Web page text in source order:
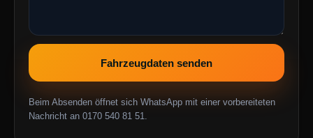
Fahrzeugdaten senden
Beim Absenden öffnet sich WhatsApp mit einer vorbereiteten
Nachricht an 0170 540 81 51.